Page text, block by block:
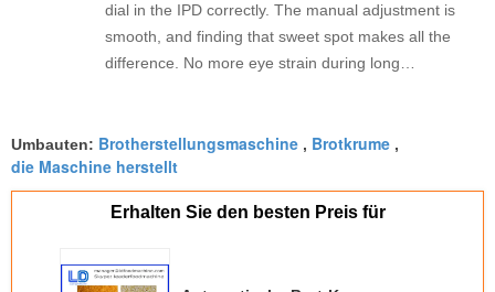
dial in the IPD correctly. The manual adjustment is
smooth, and finding that sweet spot makes all the
difference. No more eye strain during long
fantastic once you dial in the IPD correctly. The
manual adjustment is smooth, and finding that
sweet spot makes all the difference. No more eye
strain during long sessions. Highly recommend
visual clarity is fantastic once you dial in the IPD
Umbauten: Brotherstellungsmaschine , Brotkrume ,
die Maschine herstellt
Erhalten Sie den besten Preis für